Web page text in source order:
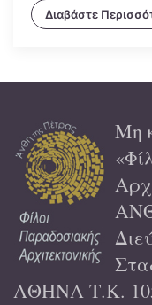
Διαβάστε
Μη
ΑΘΗΝΑ Τ.Κ.